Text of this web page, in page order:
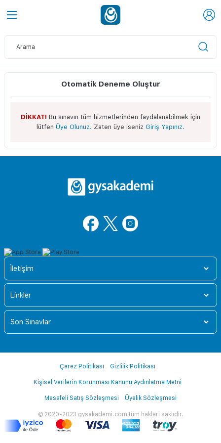
Otomatik Deneme Oluştur
DİKKAT! Bu sınavın tüm hizmetlerinden faydalanabilmek için
lütfen Üye Olunuz. Zaten üye iseniz Giriş Yapınız.
İletişim
Linkler
Son Sınavlar
© 2020-2023 gysakademi.com tüm hakları saklıdır.
Çerez Politikası Gizlilik Politikası
Kişisel Verilerin Korunması Kanunu Aydınlatma Metni
Mesafeli Satış Sözleşmesi Üyelik Sözleşmesi